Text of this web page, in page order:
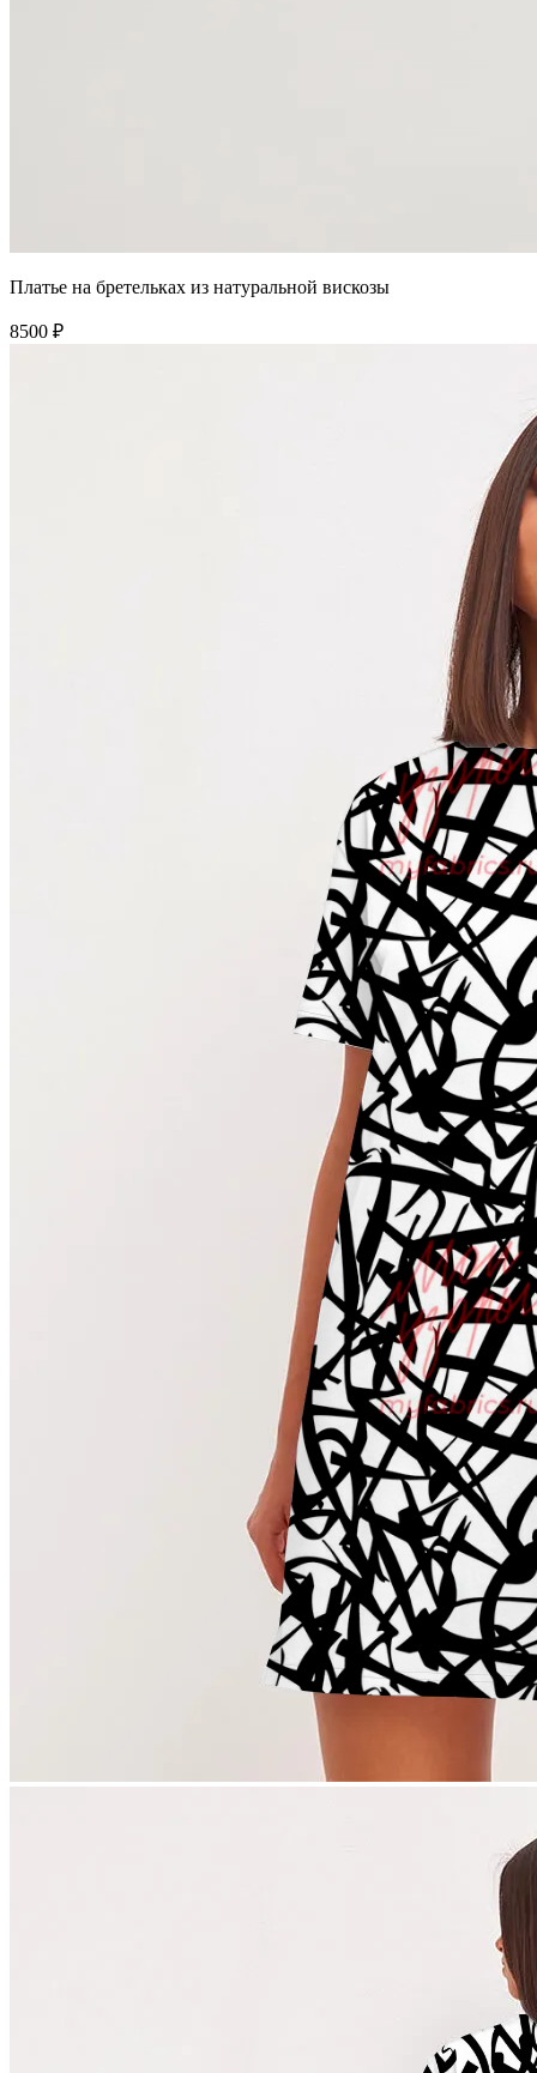
Платье на бретельках из натуральной вискозы
8500 ₽